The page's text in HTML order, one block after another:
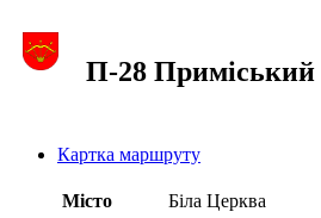
П-28 Приміський
Картка маршруту
Місто
Біла Церква